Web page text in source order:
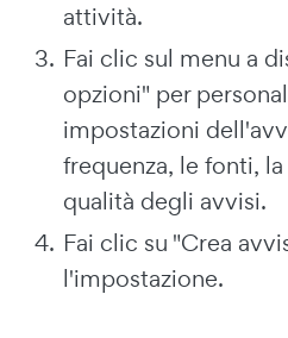
attività.
Fai clic sul menu a
opzioni" per
impostazioni
frequenza, le fonti,
qualità degli avvisi.
Fai clic su "Crea
l'impostazione.